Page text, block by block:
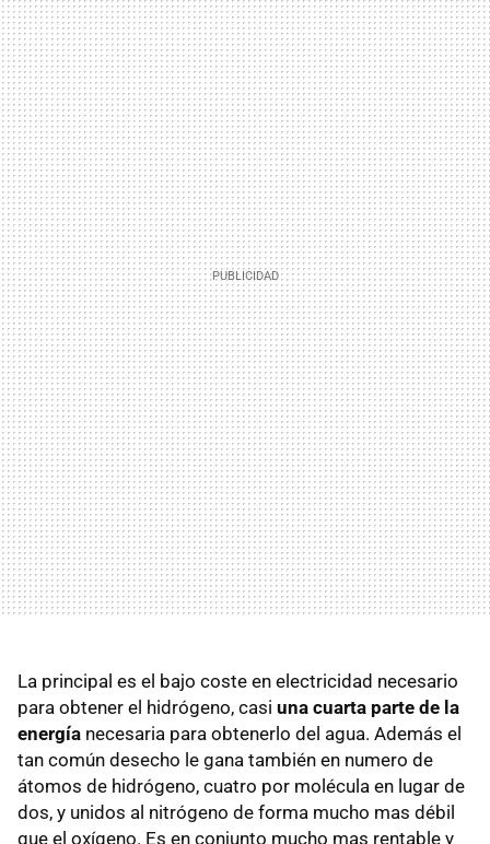
La principal es el bajo coste en electricidad necesario
para obtener el hidrógeno, casi una cuarta parte de la
energía necesaria para obtenerlo del agua. Además el
tan común desecho le gana también en numero de
átomos de hidrógeno, cuatro por molécula en lugar de
dos, y unidos al nitrógeno de forma mucho mas débil
que el oxígeno. Es en conjunto mucho mas rentable y